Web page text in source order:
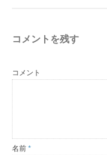
コメントを残す
コメント
名前 *